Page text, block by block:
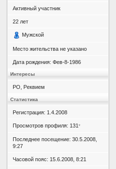
Активный участник
22 лет
Мужской
Место жительства не указано
Дата рождения: Фев-8-1986
Интересы
РО, Реквием
Статистика
Регистрация: 1.4.2008
Просмотров профиля: 131*
Последнее посещение: 30.5.2008,
9:27
Часовой пояс: 15.6.2008, 8:21